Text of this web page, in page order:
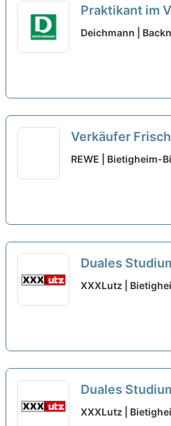
Praktikant im
Murrhardt neu
Deichmann |
Verkäufer
REWE | Bietigheim-
Duales
Management -
XXXLutz |
Duales
Management -
XXXLutz |